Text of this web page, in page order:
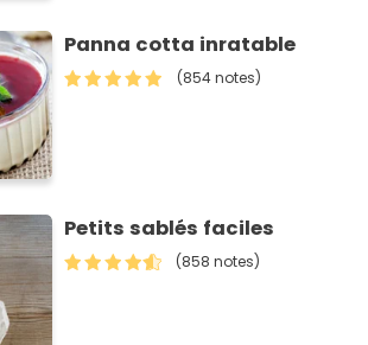
Panna cotta inratable
(854 notes)
Petits sablés faciles
(858 notes)